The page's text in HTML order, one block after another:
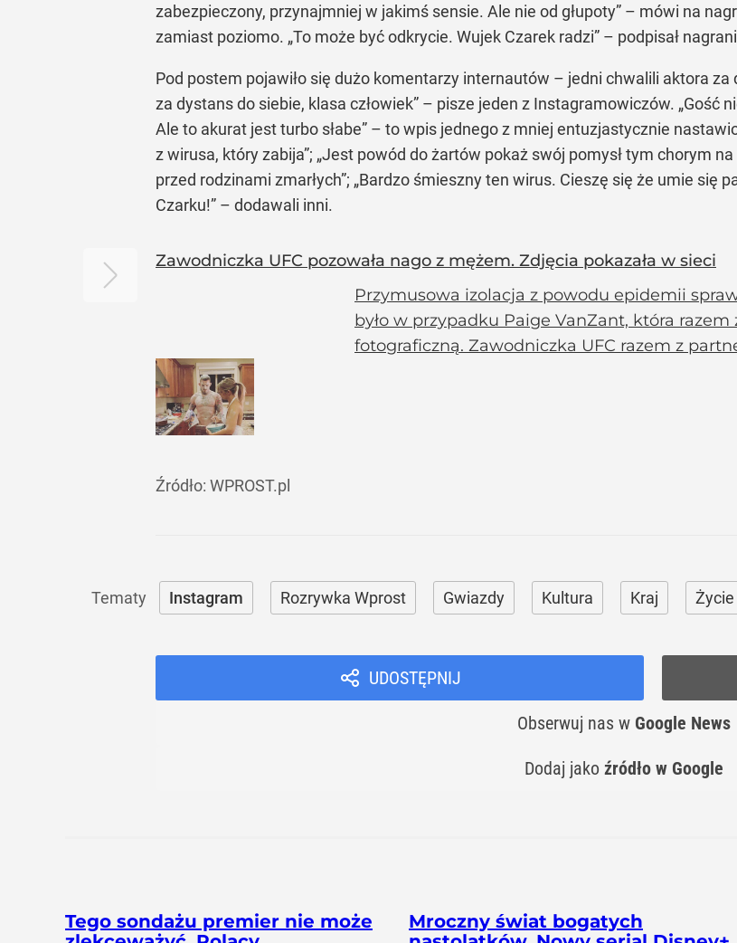
zabezpieczony, przynajmniej w jakimś sensie. Ale nie od głupoty” – mówi na
zamiast poziomo. „To może być odkrycie. Wujek Czarek radzi” – podpisał
Pod postem pojawiło się dużo komentarzy internautów – jedni chwalili aktora
za dystans do siebie, klasa człowiek” – pisze jeden z Instagramowiczów. „Gość
Ale to akurat jest turbo słabe” – to wpis jednego z mniej entuzjastycznie
z wirusa, który zabija”; „Jest powód do żartów pokaż swój pomysł tym chorym
przed rodzinami zmarłych”; „Bardzo śmieszny ten wirus. Cieszę się że umie się
Czarku!” – dodawali inni.
Zawodniczka UFC pozowała nago z mężem. Zdjęcia pokazała w sieci
Przymusowa izolacja z powodu epidemii
było w przypadku Paige VanZant, która
fotograficzną. Zawodniczka UFC razem z
Źródło: WPROST.pl
Instagram Rozrywka Wprost Gwiazdy Kultura Kraj Życie
UDOSTĘPNIJ
Obserwuj nas w Google News
Dodaj jako źródło w Google
Tego sondażu premier nie może
Mroczny świat bogatych